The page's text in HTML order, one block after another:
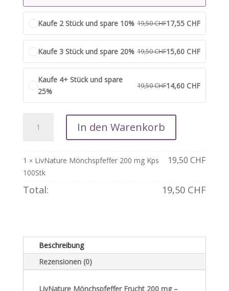
Kaufe 2 Stück und spare 10% 19,50CHF17,55 CHF
Kaufe 3 Stück und spare 20% 19,50CHF15,60 CHF
Kaufe 4+ Stück und spare
25%
19,50CHF14,60 CHF
Mönchspfeffer
Kps
100Stk
Menge
In den Warenkorb
1 × LivNature Mönchspfeffer 200 mg Kps
100Stk
19,50CHF
Total: 19,50 CHF
Beschreibung
Rezensionen (0)
LivNature Mönchspfeffer Frucht 200 mg –